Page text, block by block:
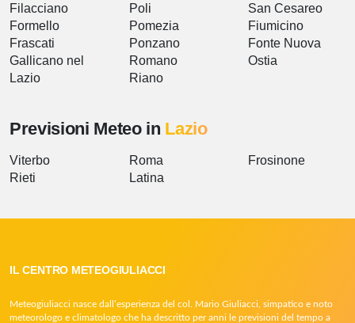
Filacciano
Formello
Frascati
Gallicano nel
Lazio
Poli
Pomezia
Ponzano
Romano
Riano
San Cesareo
Fiumicino
Fonte Nuova
Ostia
Previsioni Meteo in Lazio
Viterbo
Rieti
Roma
Latina
Frosinone
IL CENTRO METEOGIULIACCI
Meteogiuliacci nasce dall’esperienza del col. Mario Giuliacci, simpatico e noto
meteorologo e climatologo che ha descritto per anni le previsioni del tempo a